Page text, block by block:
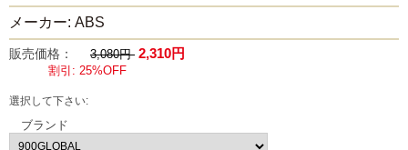
メーカー: ABS
販売価格： 3,080円 2,310円
割引: 25%OFF
選択して下さい:
ブランド